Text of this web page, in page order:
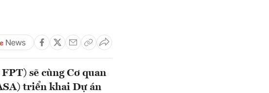
sẽ cùng Cơ quan
triển khai Dự án